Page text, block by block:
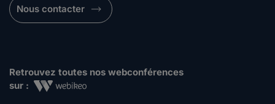
Nous contacter
Retrouvez toutes nos webconférences
sur :